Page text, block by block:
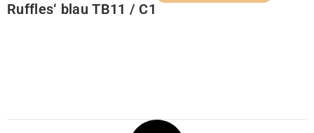
Ruffles‘ blau TB11 / C1